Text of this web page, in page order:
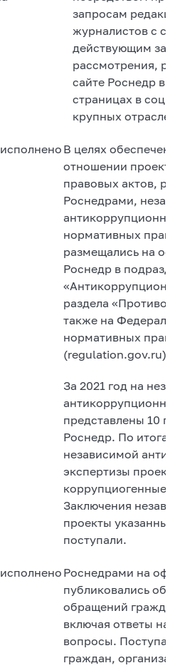
запросам
журналистов с
действующим
рассмотрения,
сайте Роснедр в
страницах в
крупных
исполнено В целях
отношении
правовых актов,
Роснедрами,
нормативных
размещались на
Роснедр в
раздела
также на
нормативных
(regulation.gov.ru).
За 2021 год на
представлены 10
Роснедр. По
независимой
экспертизы
коррупциогенные
Заключения
проекты указанных
поступали.
исполнено Роснедрами на
публиковались
обращений
включая ответы на
вопросы.
граждан,